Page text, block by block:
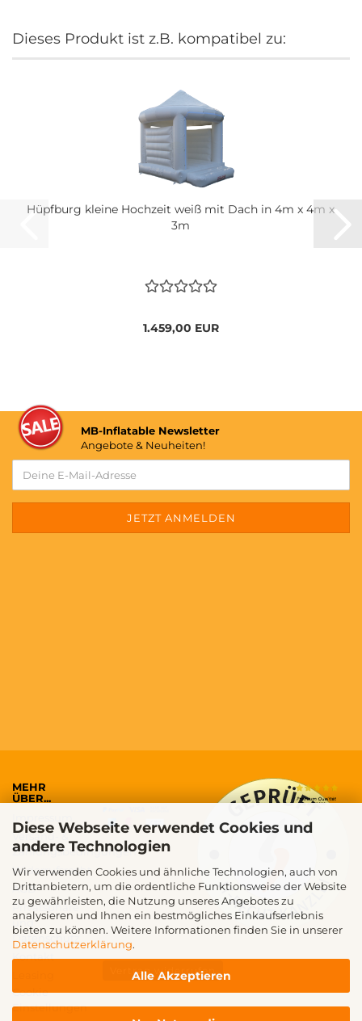
Diese Webseite verwendet Cookies und
andere Technologien
Wir verwenden Cookies und ähnliche Technologien, auch von
Drittanbietern, um die ordentliche Funktionsweise der Website
zu gewährleisten, die Nutzung unseres Angebotes zu
analysieren und Ihnen ein bestmögliches Einkaufserlebnis
bieten zu können. Weitere Informationen finden Sie in unserer
Datenschutzerklärung.
Alle Akzeptieren
Dieses Produkt ist z.B. kompatibel zu:
Hüpfburg kleine Hochzeit weiß mit Dach in 4m x 4m x
3m
1.459,00 EUR
MB-Inflatable Newsletter
Angebote & Neuheiten!
MEHR
ÜBER...
Versand- &
Zahlungsbedingungen
Widerrufsrecht
AGB
Privatsphäre
und
Datenschutz
Kontakt
Cookie
Einstellungen
Vertrag widerrufen